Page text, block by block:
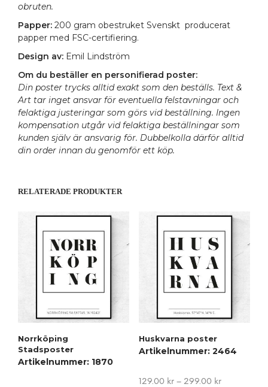
obruten.
Papper: 200 gram obestruket Svenskt producerat
papper med FSC-certifiering.
Design av: Emil Lindström
Om du beställer en personifierad poster:
Din poster trycks alltid exakt som den beställs. Text &
Art tar inget ansvar för eventuella felstavningar och
felaktiga justeringar som görs vid beställning. Ingen
kompensation utgår vid felaktiga beställningar som
kunden själv är ansvarig för. Dubbelkolla därför alltid
din order innan du genomför ett köp.
RELATERADE PRODUKTER
Norrköping
Stadsposter
Artikelnummer: 1870
Huskvarna poster
Artikelnummer: 2464
129.00 kr– 299.00 kr